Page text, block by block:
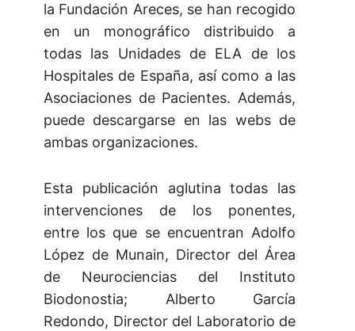
la Fundación Areces, se han recogido
en un monográfico distribuido a
todas las Unidades de ELA de los
Hospitales de España, así como a las
Asociaciones de Pacientes. Además,
puede descargarse en las webs de
ambas organizaciones.
Esta publicación aglutina todas las
intervenciones de los ponentes,
entre los que se encuentran Adolfo
López de Munain, Director del Área
de Neurociencias del Instituto
Biodonostia; Alberto García
Redondo, Director del Laboratorio de